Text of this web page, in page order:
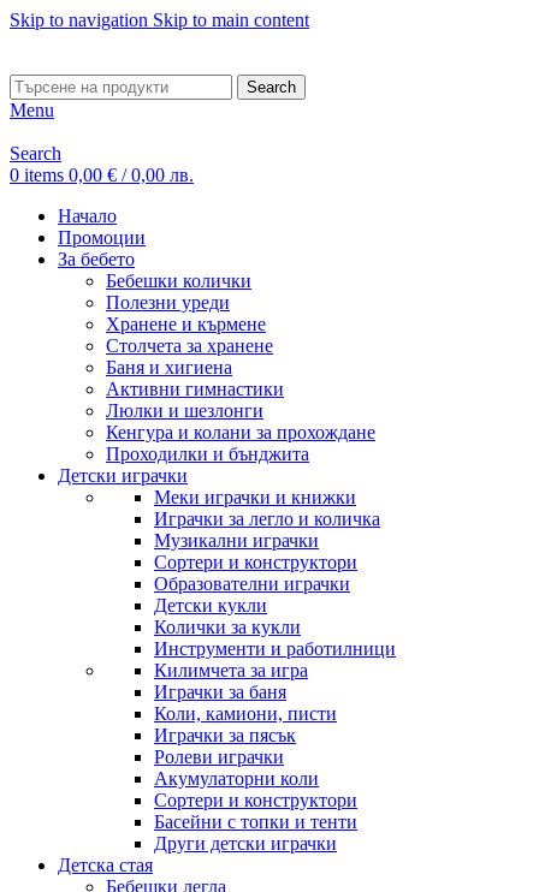
Skip to navigation Skip to main content
Search
Menu
Search
0 items 0,00 € / 0,00 лв.
Начало
Промоции
За бебето
Бебешки колички
Полезни уреди
Хранене и кърмене
Столчета за хранене
Баня и хигиена
Активни гимнастики
Люлки и шезлонги
Кенгура и колани за прохождане
Проходилки и бънджита
Детски играчки
Меки играчки и книжки
Играчки за легло и количка
Музикални играчки
Сортери и конструктори
Образователни играчки
Детски кукли
Колички за кукли
Инструменти и работилници
Килимчета за игра
Играчки за баня
Коли, камиони, писти
Играчки за пясък
Ролеви играчки
Акумулаторни коли
Сортери и конструктори
Басейни с топки и тенти
Други детски играчки
Детска стая
Бебешки легла